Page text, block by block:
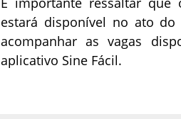
estará disponível no ato
acompanhar as vagas
aplicativo Sine Fácil.